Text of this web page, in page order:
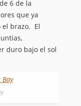
6 de la
que ya
el brazo. El
duro bajo el sol